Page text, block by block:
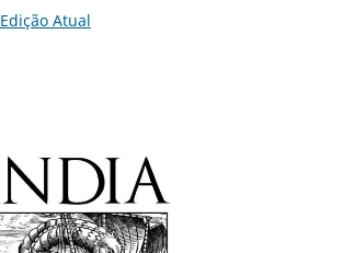
Edição Atual